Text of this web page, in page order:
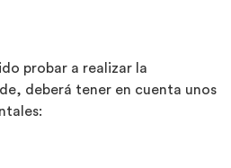
probar a realizar la
deberá tener en cuenta unos